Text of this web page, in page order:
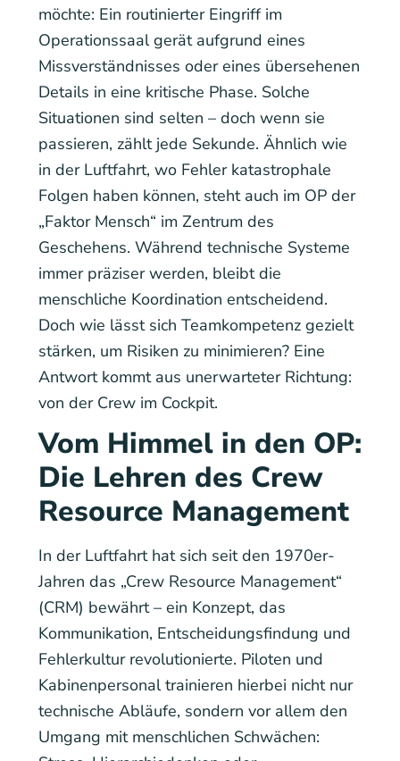
möchte: Ein routinierter Eingriff im
Operationssaal gerät aufgrund eines
Missverständnisses oder eines übersehenen
Details in eine kritische Phase. Solche
Situationen sind selten – doch wenn sie
passieren, zählt jede Sekunde. Ähnlich wie
in der Luftfahrt, wo Fehler katastrophale
Folgen haben können, steht auch im OP der
„Faktor Mensch“ im Zentrum des
Geschehens. Während technische Systeme
immer präziser werden, bleibt die
menschliche Koordination entscheidend.
Doch wie lässt sich Teamkompetenz gezielt
stärken, um Risiken zu minimieren? Eine
Antwort kommt aus unerwarteter Richtung:
von der Crew im Cockpit.
Vom Himmel in den OP:
Die Lehren des Crew
Resource Management
In der Luftfahrt hat sich seit den 1970er-
Jahren das „Crew Resource Management“
(CRM) bewährt – ein Konzept, das
Kommunikation, Entscheidungsfindung und
Fehlerkultur revolutionierte. Piloten und
Kabinenpersonal trainieren hierbei nicht nur
technische Abläufe, sondern vor allem den
Umgang mit menschlichen Schwächen: